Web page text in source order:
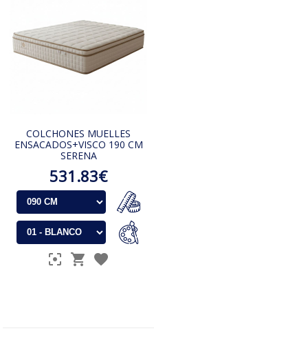
COLCHONES MUELLES
ENSACADOS+VISCO 190 CM
SERENA
531.83€